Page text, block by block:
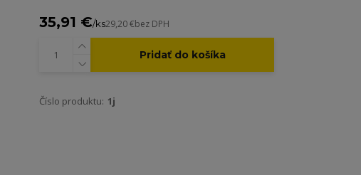
35,91 €/ks29,20 €bez DPH
Pridať do košíka
Číslo produktu: 1j